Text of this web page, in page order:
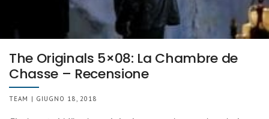
The Originals 5×08: La Chambre de
Chasse – Recensione
TEAM | GIUGNO 18, 2018